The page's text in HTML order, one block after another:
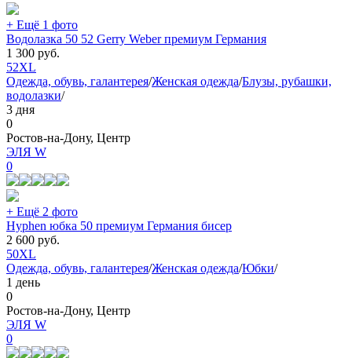
+ Ещё 1 фото
Водолазка 50 52 Gerry Weber премиум Германия
1 300 руб.
52XL
Одежда, обувь, галантерея/Женская одежда/Блузы, рубашки,
водолазки/
3 дня
0
Ростов-на-Дону, Центр
ЭЛЯ W
0
+ Ещё 2 фото
Hyphen юбка 50 премиум Германия бисер
2 600 руб.
50XL
Одежда, обувь, галантерея/Женская одежда/Юбки/
1 день
0
Ростов-на-Дону, Центр
ЭЛЯ W
0